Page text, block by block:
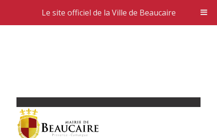
Le site officiel de la Ville de Beaucaire